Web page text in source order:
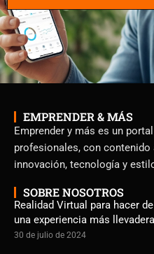
EMPRENDER & MÁS
Emprender y más es un
profesionales, con
innovación, tecnología y
SOBRE NOSOTROS
Realidad Virtual para hacer
una experiencia más llevadera
30 de julio de 2024